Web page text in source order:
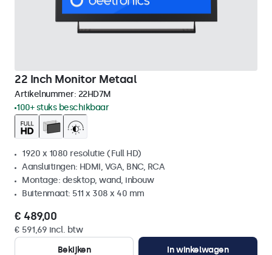
22 Inch Monitor Metaal
Artikelnummer: 22HD7M
100+ stuks beschikbaar
1920 x 1080 resolutie (Full HD)
Aansluitingen: HDMI, VGA, BNC, RCA
Montage: desktop, wand, inbouw
Buitenmaat: 511 x 308 x 40 mm
€ 489,00
€ 591,69 incl. btw
Bekijken
In winkelwagen